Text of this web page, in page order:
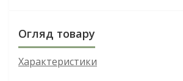
Огляд товару
Характеристики